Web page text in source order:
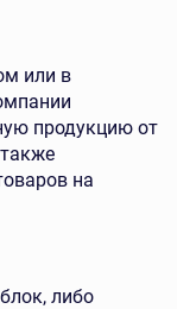
или в
продукцию от
на
либо